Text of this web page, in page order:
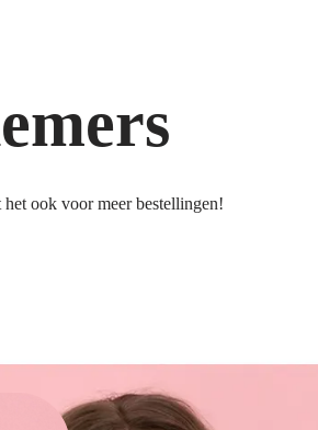
ook voor meer bestellingen!